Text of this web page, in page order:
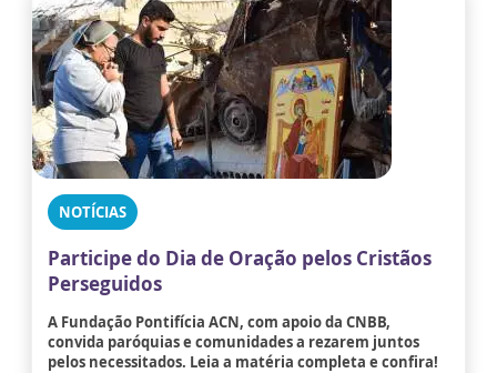
NOTÍCIAS
Participe do Dia de Oração pelos Cristãos
Perseguidos
A Fundação Pontifícia ACN, com apoio da CNBB,
convida paróquias e comunidades a rezarem juntos
pelos necessitados. Leia a matéria completa e confira!